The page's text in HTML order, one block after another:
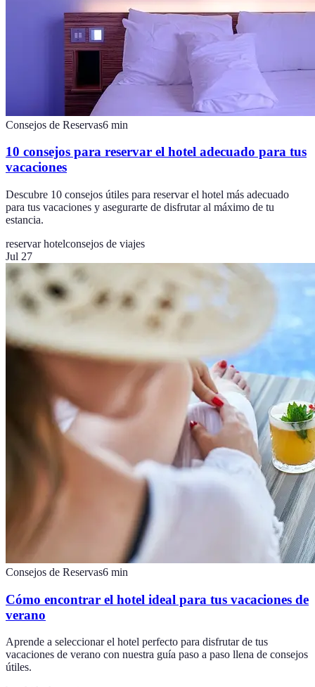
Consejos de Reservas6 min
10 consejos para reservar el hotel adecuado para tus
vacaciones
Descubre 10 consejos útiles para reservar el hotel más adecuado
para tus vacaciones y asegurarte de disfrutar al máximo de tu
estancia.
reservar hotelconsejos de viajes
Jul 27
Consejos de Reservas6 min
Cómo encontrar el hotel ideal para tus vacaciones de
verano
Aprende a seleccionar el hotel perfecto para disfrutar de tus
vacaciones de verano con nuestra guía paso a paso llena de consejos
útiles.